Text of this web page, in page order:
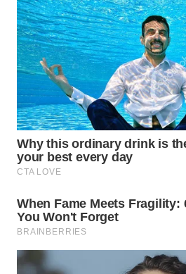
SOLO
WN
BOROBUDUR
WN
MADURA
WN
SURABAYA
WN
NATUNA
WN
BINTAN